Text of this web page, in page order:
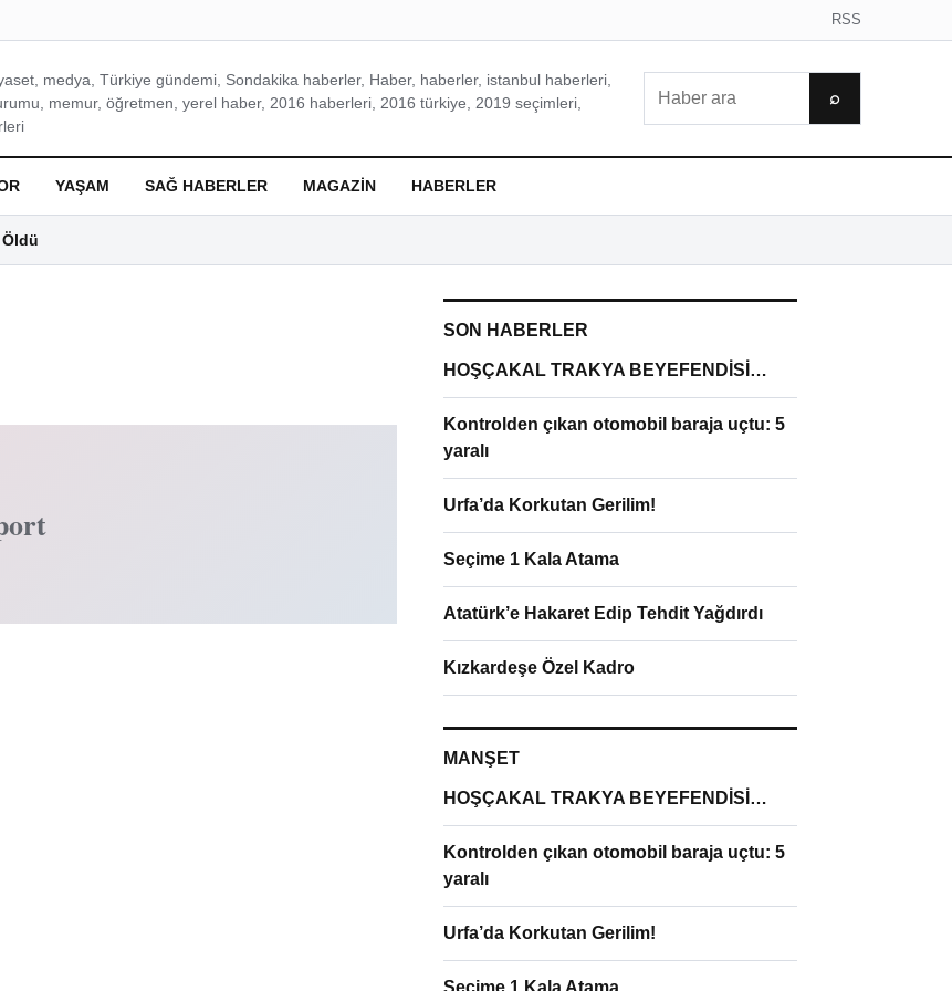
RSS
medya, Türkiye gündemi, Sondakika haberler, Haber, haberler, istanbul haberleri,
memur, öğretmen, yerel haber, 2016 haberleri, 2016 türkiye, 2019 seçimleri,
⌕
YAŞAM SAĞ HABERLER MAGAZIN HABERLER
Öldü
SON HABERLER
HOŞÇAKAL TRAKYA BEYEFENDİSİ…
Kontrolden çıkan otomobil baraja uçtu: 5
yaralı
Urfa’da Korkutan Gerilim!
Seçime 1 Kala Atama
Atatürk’e Hakaret Edip Tehdit Yağdırdı
Kızkardeşe Özel Kadro
MANŞET
HOŞÇAKAL TRAKYA BEYEFENDİSİ…
Kontrolden çıkan otomobil baraja uçtu: 5
yaralı
Urfa’da Korkutan Gerilim!
Seçime 1 Kala Atama